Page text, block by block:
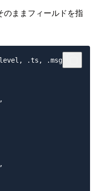
のままフィールドを指
.ts, .msg]'